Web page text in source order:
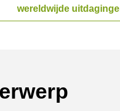
wereldwijde